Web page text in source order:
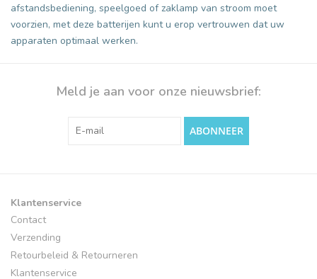
afstandsbediening, speelgoed of zaklamp van stroom moet
voorzien, met deze batterijen kunt u erop vertrouwen dat uw
apparaten optimaal werken.
Meld je aan voor onze nieuwsbrief:
ABONNEER
Klantenservice
Contact
Verzending
Retourbeleid & Retourneren
Klantenservice